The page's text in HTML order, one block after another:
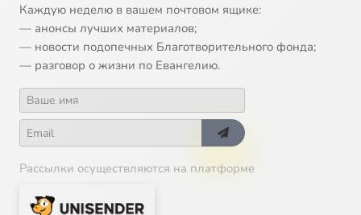
Каждую неделю в вашем почтовом ящике:
— анонсы лучших материалов;
— новости подопечных Благотворительного фонда;
— разговор о жизни по Евангелию.
Рассылки осуществляются на платформе